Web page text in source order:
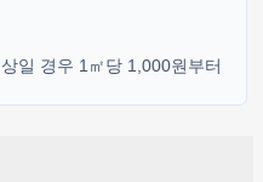
일 경우 1㎡당 1,000원부터